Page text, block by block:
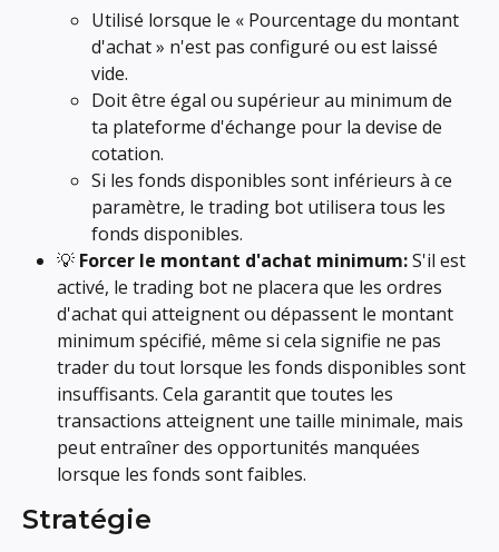
Utilisé lorsque le « Pourcentage du montant
d'achat » n'est pas configuré ou est laissé
vide.
Doit être égal ou supérieur au minimum de
ta plateforme d'échange pour la devise de
cotation.
Si les fonds disponibles sont inférieurs à ce
paramètre, le trading bot utilisera tous les
fonds disponibles.
💡 Forcer le montant d'achat minimum: S'il est
activé, le trading bot ne placera que les ordres
d'achat qui atteignent ou dépassent le montant
minimum spécifié, même si cela signifie ne pas
trader du tout lorsque les fonds disponibles sont
insuffisants. Cela garantit que toutes les
transactions atteignent une taille minimale, mais
peut entraîner des opportunités manquées
lorsque les fonds sont faibles.
Stratégie